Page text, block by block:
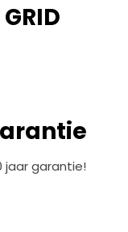
jaar garantie!